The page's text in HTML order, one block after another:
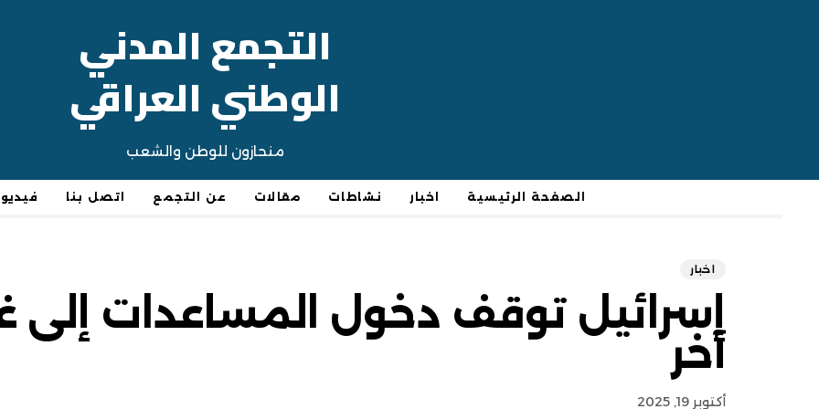
التجمع المدني
الوطني العراقي
منحازون للوطن والشعب
الصفحة الرئيسية اخبار نشاطات مقالات عن التجمع اتصل بنا
اخبار
إسرائيل توقف دخول المساعدات إلى
آخر
أكتوبر 19, 2025